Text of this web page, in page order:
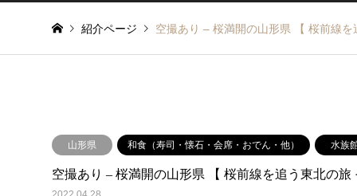
紹介ページ 空撮あり – 桜満開の山形県 【 桜前線
山形県 和食（寿司・懐石・会席・おでん・他） 水族
空撮あり – 桜満開の山形県 【 桜前線を追う東北の旅